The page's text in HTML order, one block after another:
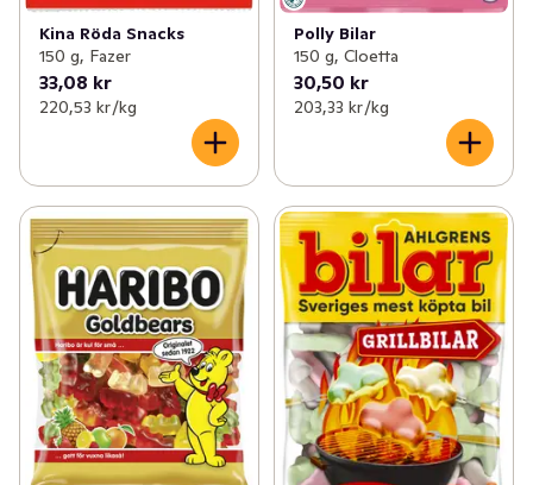
Kina Röda Snacks
150 g, Fazer
33,08 kr
220,53 kr /kg
Polly Bilar
150 g, Cloetta
30,50 kr
203,33 kr /kg